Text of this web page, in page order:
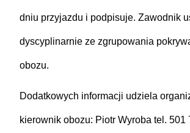
dniu przyjazdu i podpisuje. Zawodnik
dyscyplinarnie ze zgrupowania
obozu.
Dodatkowych informacji udziela
kierownik obozu: Piotr Wyroba tel. 501